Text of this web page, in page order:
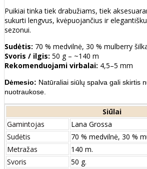
Puikiai tinka tiek drabužiams, tiek
sukurti lengvus, kvėpuojančius ir
sezonui.
Sudėtis: 70 % medvilnė, 30 % mulberry
Svoris / ilgis: 50 g – ~140 m
Rekomenduojami virbalai: 4,5–5 mm
Dėmesio: Natūraliai siūlų spalva gali skirtis
nuotraukose.
Siūlai
Gamintojas
Lana Grossa
Sudėtis
70 % medvilnė, 30 %
Metražas
140 m.
Svoris
50 g.